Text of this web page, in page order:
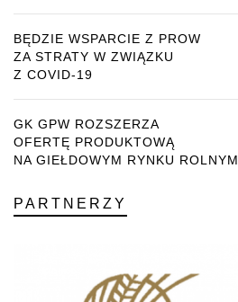
BĘDZIE WSPARCIE Z PROW
ZA STRATY W ZWIĄZKU
Z COVID-19
GK GPW ROZSZERZA
OFERTĘ PRODUKTOWĄ
NA GIEŁDOWYM RYNKU ROLNYM
PARTNERZY